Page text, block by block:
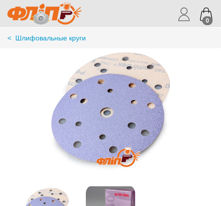
0
< Шлифовальные круги